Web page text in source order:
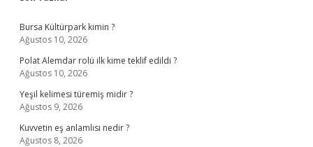
Sidebar
Bursa Kültürpark kimin ?
Ağustos 10, 2026
Polat Alemdar rolü ilk kime teklif edildi ?
Ağustos 10, 2026
Yeşil kelimesi türemiş midir ?
Ağustos 9, 2026
Kuvvetin eş anlamlısı nedir ?
Ağustos 8, 2026